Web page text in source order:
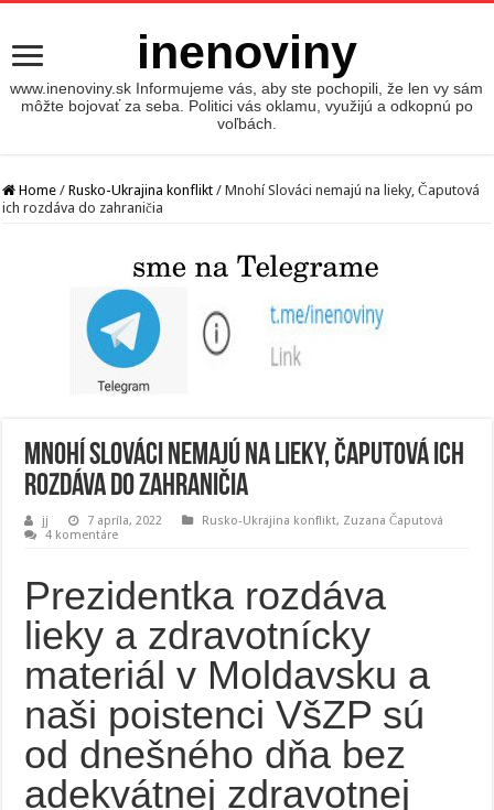
inenoviny
www.inenoviny.sk Informujeme vás, aby ste pochopili, že len vy sám
môžte bojovať za seba. Politici vás oklamu, využijú a odkopnú po
voľbách.
Home / Rusko-Ukrajina konflikt / Mnohí Slováci nemajú na lieky, Čaputová
ich rozdáva do zahraničia
Mnohí Slováci nemajú na lieky, Čaputová ich
rozdáva do zahraničia
jj 7 apríla, 2022 Rusko-Ukrajina konflikt, Zuzana Čaputová
4 komentáre
Prezidentka rozdáva
lieky a zdravotnícky
materiál v Moldavsku a
naši poistenci VšZP sú
od dnešného dňa bez
adekvátnej zdravotnej